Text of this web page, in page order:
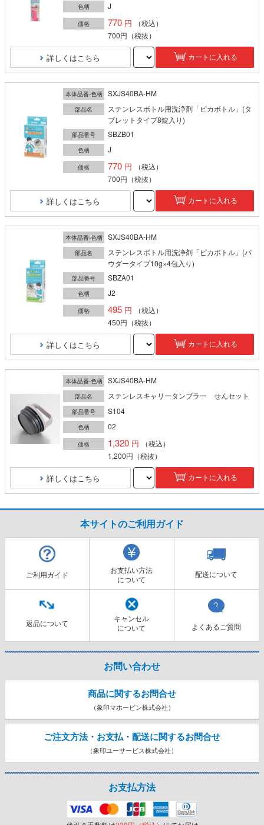
色柄 J
価格 770
（税込）
700円 （税抜）
詳しくはこちら カートに入れる
本体品番-色柄 SXJS40BA-HM
部品名
ステンレスボトル用洗浄剤「ピカボトル」(タ
ブレットタイプ8錠入り)
部品番号 SBZB01
色柄 J
価格 770
（税込）
700円 （税抜）
詳しくはこちら カートに入れる
本体品番-色柄 SXJS40BA-HM
部品名
ステンレスボトル用洗浄剤「ピカボトル」(パ
ウダータイプ10g×4包入り)
部品番号 SBZA01
色柄 J2
価格 495
（税込）
450円 （税抜）
詳しくはこちら カートに入れる
本体品番-色柄 SXJS40BA-HM
部品名 ステンレスキャリータンブラー せんセット
部品番号 S104
色柄 02
価格 1,320
（税込）
1,200円 （税抜）
詳しくはこちら カートに入れる
本サイトのご利用ガイド
ご利用ガイド
お支払い方法
について
配送について
返品について
キャンセル
について
よくあるご質問
お問い合わせ
商品に関するお問合せ
（象印マホービン株式会社）
ご注文方法・お支払・配送に関するお問合せ
（象印ユーサービス株式会社）
お支払方法